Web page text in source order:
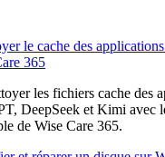
le cache des
365
les fichiers cache des
DeepSeek et Kimi avec
de Wise Care 365.